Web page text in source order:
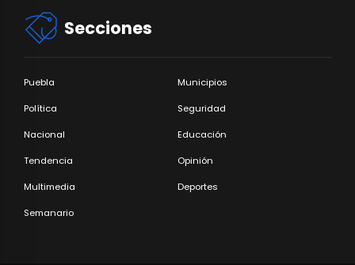
Secciones
Puebla Municipios
Política Seguridad
Nacional Educación
Tendencia Opinión
Multimedia Deportes
Semanario